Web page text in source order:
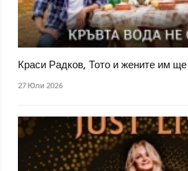
Краси Радков, Тото и жените им
27 Юли 2026